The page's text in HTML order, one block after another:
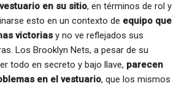
en su sitio, en términos de rol y
esto en un contexto de equipo que
victorias y no ve reflejados sus
Los Brooklyn Nets, a pesar de su
todo en secreto y bajo llave, parecen
en el vestuario, que los mismos